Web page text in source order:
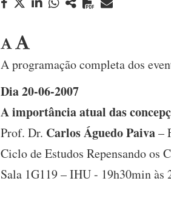
A programação completa dos
Dia 20-06-2007
A importância atual das
Prof. Dr. Carlos Águedo Paiva–
Ciclo de Estudos Repensando os
Sala 1G119 – IHU - 19h30min às